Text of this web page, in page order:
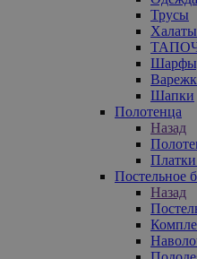
Трусы
Халаты
Шапки
Полотенца
Назад
Постельное
Назад